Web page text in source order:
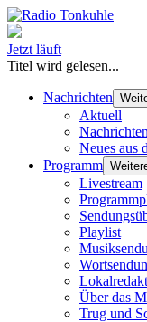
Jetzt läuft
Titel wird gelesen...
Nachrichten
Aktuell
Neues aus
Programm
Livestream
Playlist
Über das
Trug und